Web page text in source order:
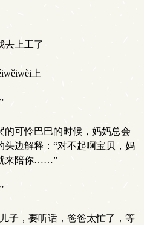
去上工了
上
可怜巴巴的时候，妈妈总会
头边解释：“对不起啊宝贝，妈
来陪你……”
子，要听话，爸爸太忙了，等